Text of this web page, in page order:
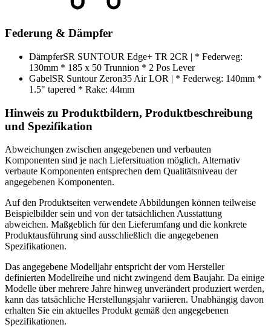
Federung & Dämpfer
DämpferSR SUNTOUR Edge+ TR 2CR | * Federweg:
130mm * 185 x 50 Trunnion * 2 Pos Lever
GabelSR Suntour Zeron35 Air LOR | * Federweg: 140mm *
1.5" tapered * Rake: 44mm
Hinweis zu Produktbildern, Produktbeschreibung
und Spezifikation
Abweichungen zwischen angegebenen und verbauten
Komponenten sind je nach Liefersituation möglich. Alternativ
verbaute Komponenten entsprechen dem Qualitätsniveau der
angegebenen Komponenten.
Auf den Produktseiten verwendete Abbildungen können teilweise
Beispielbilder sein und von der tatsächlichen Ausstattung
abweichen. Maßgeblich für den Lieferumfang und die konkrete
Produktausführung sind ausschließlich die angegebenen
Spezifikationen.
Das angegebene Modelljahr entspricht der vom Hersteller
definierten Modellreihe und nicht zwingend dem Baujahr. Da einige
Modelle über mehrere Jahre hinweg unverändert produziert werden,
kann das tatsächliche Herstellungsjahr variieren. Unabhängig davon
erhalten Sie ein aktuelles Produkt gemäß den angegebenen
Spezifikationen.